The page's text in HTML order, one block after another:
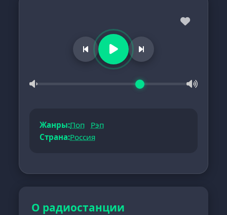
Жанры:Поп
Рэп
Страна:Россия
О радиостанции